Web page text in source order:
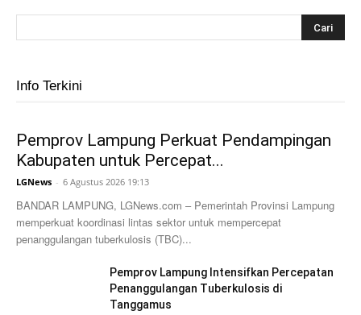
Info Terkini
Pemprov Lampung Perkuat Pendampingan
Kabupaten untuk Percepat...
LGNews - 6 Agustus 2026 19:13
BANDAR LAMPUNG, LGNews.com – Pemerintah Provinsi Lampung
memperkuat koordinasi lintas sektor untuk mempercepat
penanggulangan tuberkulosis (TBC)...
Pemprov Lampung Intensifkan Percepatan
Penanggulangan Tuberkulosis di
Tanggamus